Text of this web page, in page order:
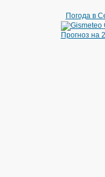
Погода в
Прогноз на